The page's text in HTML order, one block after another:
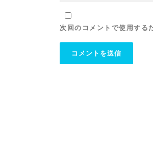
次回のコメントで使用する